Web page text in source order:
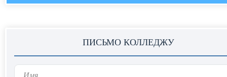
ПИСЬМО КОЛЛЕДЖУ